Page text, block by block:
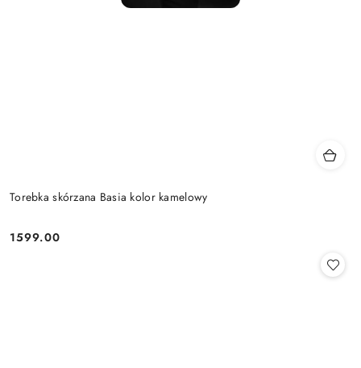
Torebka skórzana Basia kolor kamelowy
Cena:
1599.00